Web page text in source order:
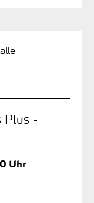
Plus -
Uhr